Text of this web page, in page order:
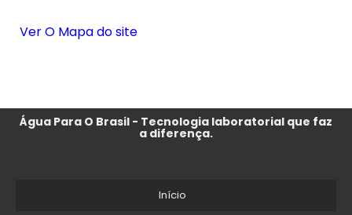
Ver O Mapa do site
Água Para O Brasil - Tecnologia laboratorial que faz
a diferença.
Início